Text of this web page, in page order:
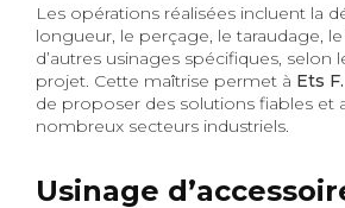
Les opérations réalisées incluent la
longueur, le perçage, le taraudage,
d’autres usinages spécifiques, selon
projet. Cette maîtrise permet à Ets
de proposer des solutions fiables et
nombreux secteurs industriels.
Usinage